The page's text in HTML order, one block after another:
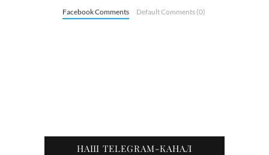
Facebook Comments Default Comments (0)
НАШ TELEGRAM-КАНАЛ